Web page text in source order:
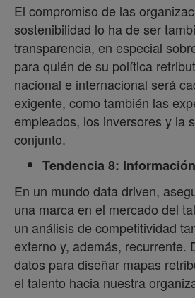
El compromiso de las
sostenibilidad lo ha de ser
transparencia, en especial
para quién de su política
nacional e internacional será
exigente, como también las
empleados, los inversores y la
conjunto.
Tendencia 8:
En un mundo data driven,
una marca en el mercado del
un análisis de competitividad
externo y, además, recurrente.
datos para diseñar mapas
el talento hacia nuestra